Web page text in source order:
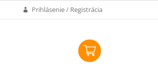
Prihlásenie / Registrácia